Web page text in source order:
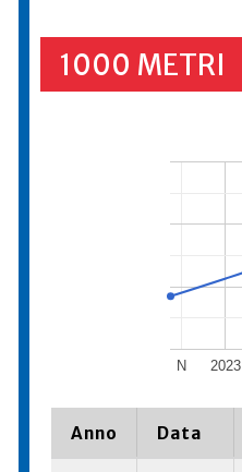
1000 METRI
2023
N
Anno Data